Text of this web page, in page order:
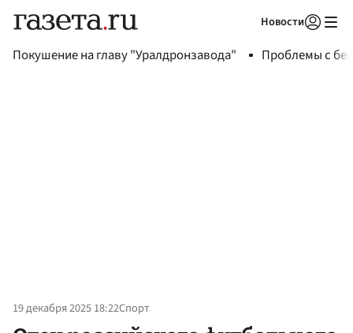
Новости
Покушение на главу "Уралдронзавода" Проблемы с
19 декабря 2025 18:22Спорт